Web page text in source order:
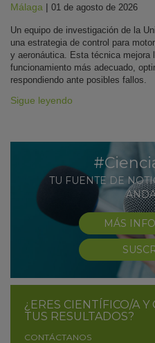
Málaga | 01 de agosto de 2026
Un equipo de investigación de la
una estrategia de control para
y aeronáutica. Esta técnica mejora
funcionamiento más adecuado,
respondiendo ante posibles fallos.
Sigue leyendo
TU FUENTE DE
MÁS
¿ERES CIENTÍFICO/A
TUS RESULTADOS?
CONTÁCTANOS